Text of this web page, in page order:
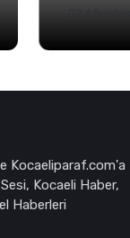
Kocaeliparaf.com'a
Kocaeli Haber,
Haberleri